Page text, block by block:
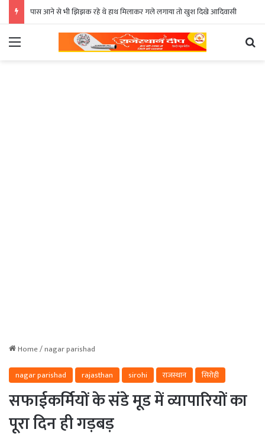
पास आने से भी झिझक रहे थे हाथ मिलाकर गले लगाया तो खुश दिखे आदिवासी
Menu
Home/nagar parishad
nagar parishad
rajasthan sirohi राजस्थान सिरोही
सफाईकर्मियों के संडे मूड में व्यापारियों का
पूरा दिन ही गड़बड़